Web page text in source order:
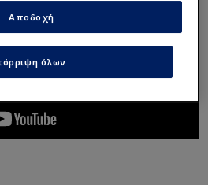
όλων
Αποδοχή